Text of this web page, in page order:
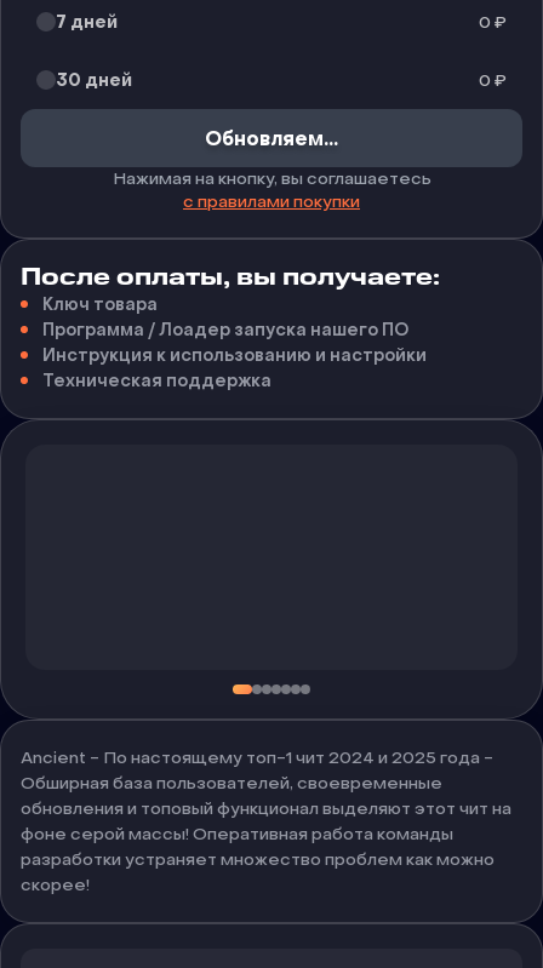
7 дней 0 ₽
30 дней 0 ₽
Обновляем...
Нажимая на кнопку, вы соглашаетесь
с правилами покупки
После оплаты, вы получаете:
Ключ товара
Программа / Лоадер запуска нашего ПО
Инструкция к использованию и настройки
Техническая поддержка
Ancient - По настоящему топ-1 чит 2024 и 2025 года -
Обширная база пользователей, своевременные
обновления и топовый функционал выделяют этот чит на
фоне серой массы! Оперативная работа команды
разработки устраняет множество проблем как можно
скорее!